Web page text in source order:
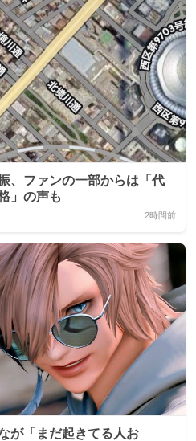
、ファンの一部からは「代
」の声も
2時間前
が「まだ起きてる人お